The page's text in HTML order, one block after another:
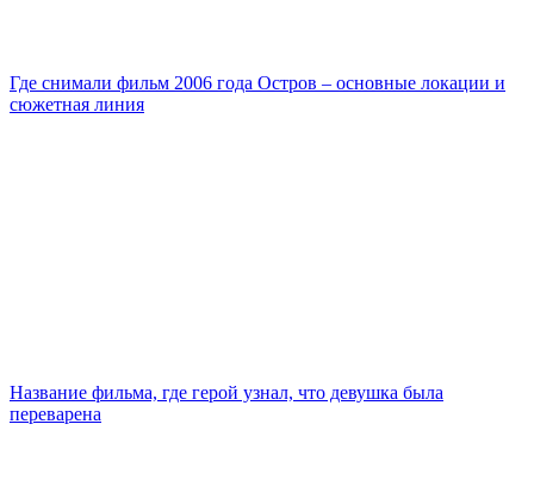
Где снимали фильм 2006 года Остров – основные локации и
сюжетная линия
Название фильма, где герой узнал, что девушка была
переварена